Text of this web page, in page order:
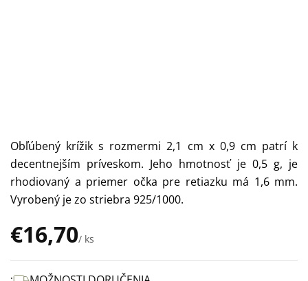
€16,70/ ks
Jednotková
cena:
Obľúbený krížik s rozmermi 2,1 cm x 0,9 cm patrí k
decentnejším príveskom. Jeho hmotnosť je 0,5 g, je
rhodiovaný a priemer očka pre retiazku má 1,6 mm.
Vyrobený je zo striebra 925/1000.